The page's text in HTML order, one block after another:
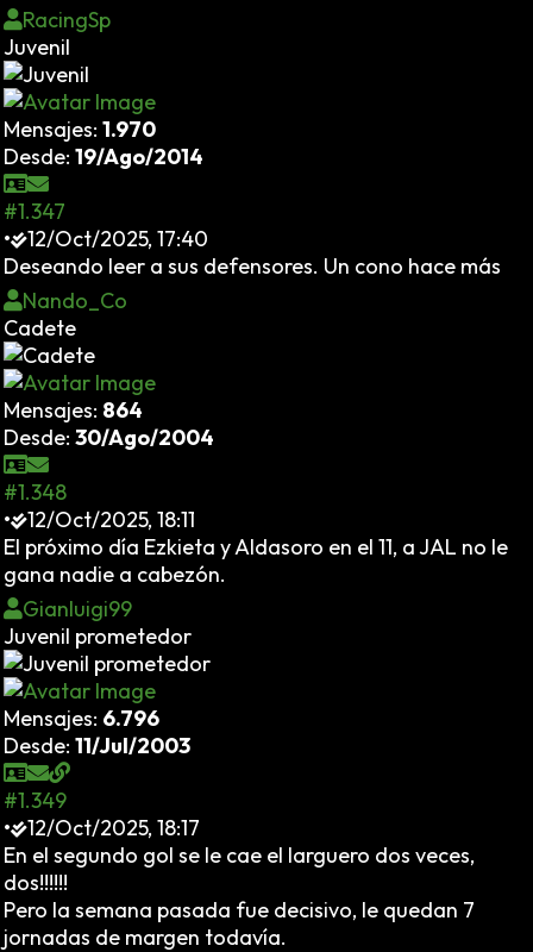
RacingSp
Juvenil
Mensajes: 1.970
Desde: 19/Ago/2014
#1.347
•
12/Oct/2025, 17:40
Deseando leer a sus defensores. Un cono hace más
Nando_Co
Cadete
Mensajes: 864
Desde: 30/Ago/2004
#1.348
•
12/Oct/2025, 18:11
El próximo día Ezkieta y Aldasoro en el 11, a JAL no le
gana nadie a cabezón.
Gianluigi99
Juvenil prometedor
Mensajes: 6.796
Desde: 11/Jul/2003
#1.349
•
12/Oct/2025, 18:17
En el segundo gol se le cae el larguero dos veces,
dos!!!!!!
Pero la semana pasada fue decisivo, le quedan 7
jornadas de margen todavía.